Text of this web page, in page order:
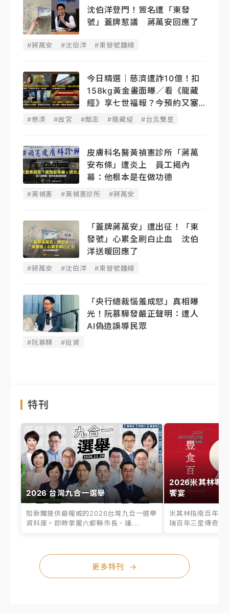
沈伯洋登門！簽名遭「東發
號」蓋牌惹議 蔣萬安回應了
#蔣萬安 #沈伯洋 #東發號麵線
今日精選｜慈濟遭詐10億！扣
158kg黃金畫面曝／看《龍藏
經》享七世福報？今預約又塞
了
#慈濟 #故宮 #酷澎 #龍藏經 #台北雙星
皮膚科名醫黃禎憲診所「蔣萬
安布條」遭炎上 員工揭內
幕：他根本是在做功德
#黃禎憲 #黃禎憲診所 #蔣萬安
「蓋牌蔣萬安」遭出征！「東
發號」心累全刷白止血 沈伯
洋送暖回應了
#蔣萬安 #沈伯洋 #東發號麵線
「央行總裁惱羞成怒」真相曝
光！阮慕驊發嚴正聲明： 遭人
AI偽造誤導民眾
#阮慕驊 #投資
特刊
2026 台灣九合一選舉
知新聞提供最權威的2026台灣九合一選舉
資料庫。即時掌握六都縣市長、議...
2026米其林專
饗宴
米其林指南百年之
瑞百年三星傳奇、
更多特刊 →